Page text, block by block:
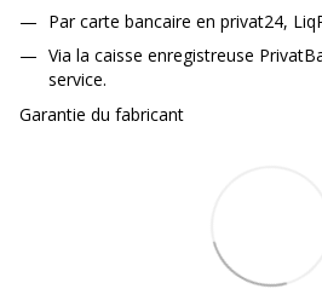
Par carte bancaire en privat24,
Via la caisse enregistreuse
service.
Garantie du fabricant